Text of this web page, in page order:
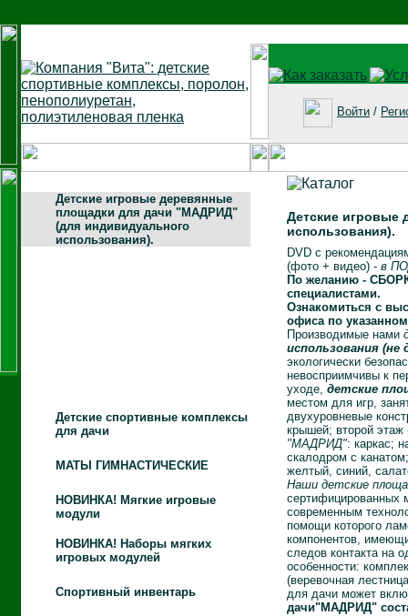
Войти /
Детские игровые деревянные
площадки для дачи "МАДРИД"
(для индивидуального
использования).
Детские спортивные комплексы
для дачи
МАТЫ ГИМНАСТИЧЕСКИЕ
НОВИНКА! Мягкие игровые
модули
НОВИНКА! Наборы мягких
игровых модулей
Спортивный инвентарь
Детские игровые
использования).
DVD c
(фото + видео) - в
По желанию -
специалистами.
Ознакомиться с
офиса по
Производимые нами
использования
экологически
невосприимчивы к
уходе, детские
местом для игр,
двухуровневые
крышей; второй
"МАДРИД": каркас;
скалодром с
желтый, синий,
Наши детские
сертифицированных
современным
помощи которого
компонентов,
следов контакта на
особенности:
(веревочная
для дачи может
дачи"МАДРИД"